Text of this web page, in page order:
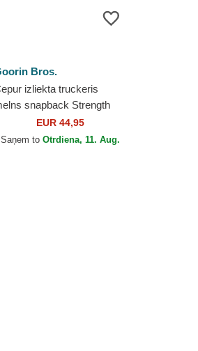
Bros.
izliekta truckeris
snapback Strength
Panther Suede The Farm no
Goorin Bros.
EUR 44,95
Saņem to Otrdiena, 11. Aug.